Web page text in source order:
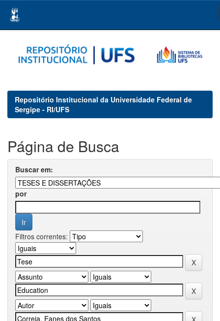
navigation
Repositório Institucional da Universidade Federal de
Sergipe - RI/UFS
Página de Busca
Buscar em:
por
Filtros correntes: